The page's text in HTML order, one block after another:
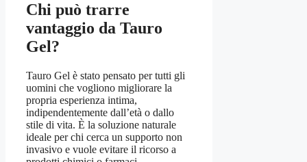
Chi può trarre
vantaggio da Tauro
Gel?
Tauro Gel è stato pensato per tutti gli
uomini che vogliono migliorare la
propria esperienza intima,
indipendentemente dall’età o dallo
stile di vita. È la soluzione naturale
ideale per chi cerca un supporto non
invasivo e vuole evitare il ricorso a